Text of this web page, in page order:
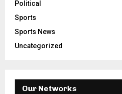
Political
Sports
Sports News
Uncategorized
Our Networks